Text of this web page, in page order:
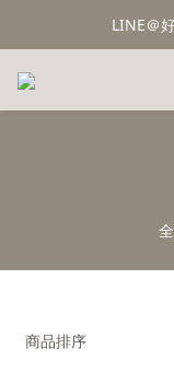
LINE＠
商品排序